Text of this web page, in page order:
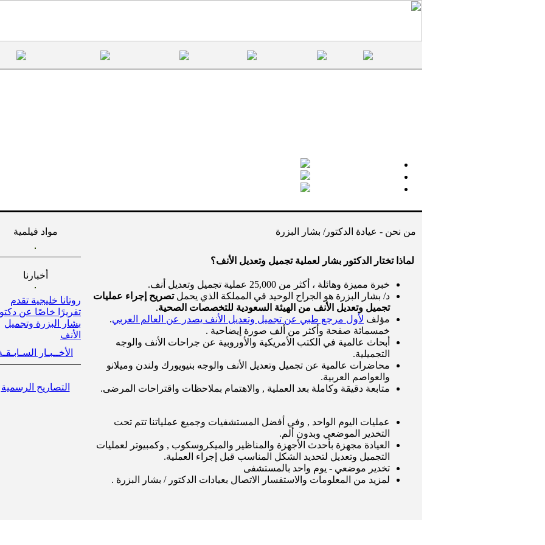
من نحن - عيادة الدكتور/ بشار البزرة
لماذا تختار الدكتور بشار لعملية تجميل وتعديل الأنف؟
خبرة مميزة وهائلة ، أكثر من 25,000 عملية تجميل وتعديل أنف.
د/ بشار البزرة هو الجراح الوحيد في المملكة الذي يحملتصريح إجراء عمليات
تجميل وتعديل الأنف من الهيئة السعودية للتخصصات الصحية.
مؤلف لأول مرجع طبي عن تجميل وتعديل الأنف يصدر عن العالم العربي.
خمسمائة صفحة وأكثر من ألف صورة إيضاحية .
أبحاث عالمية في الكتب الأمريكية والأوروبية عن جراحات الأنف والوجه
التجميلية.
محاضرات عالمية عن تجميل وتعديل الأنف والوجه بنيويورك ولندن وميلانو
والعواصم العربية.
متابعة دقيقة وكاملة بعد العملية , والاهتمام بملاحظات واقتراحات المرضى.
عمليات اليوم الواحد , وفي أفضل المستشفيات وجميع عملياتنا تتم تحت
التخدير الموضعي وبدون ألم.
العيادة مجهزة بأحدث الأجهزة والمناظير والميكروسكوب , وكمبيوتر لعمليات
التجميل وتعديل لتحديد الشكل المناسب قبل إجراء العملية.
تخدير موضعي - يوم واحد بالمستشفى
لمزيد من المعلومات والاستفسار الاتصال بعيادات الدكتور / بشار البزرة .
مواد فيلمية
أخبارنا
روتانا خليجية تقدم
تقريرًا خاصًا عن
بشار البزرة وتجميل
الأنف
الأخــبـار
التصاريح الرسمية